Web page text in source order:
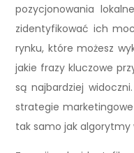
pozycjonowania
zidentyfikować ich
rynku, które możesz
jakie frazy kluczowe
są najbardziej
strategie
tak samo jak algorytmy